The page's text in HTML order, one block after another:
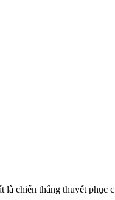
chiến thắng thuyết phục